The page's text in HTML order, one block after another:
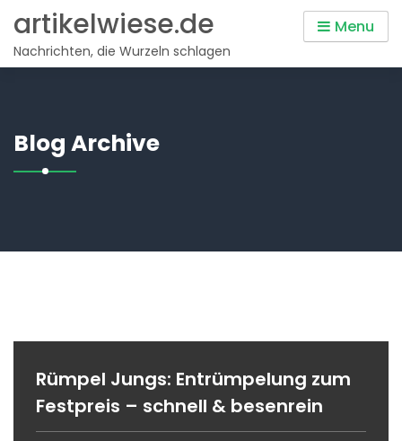
content
artikelwiese.de
Nachrichten, die Wurzeln schlagen
Menu
Blog Archive
Rümpel Jungs: Entrümpelung zum
Festpreis – schnell & besenrein